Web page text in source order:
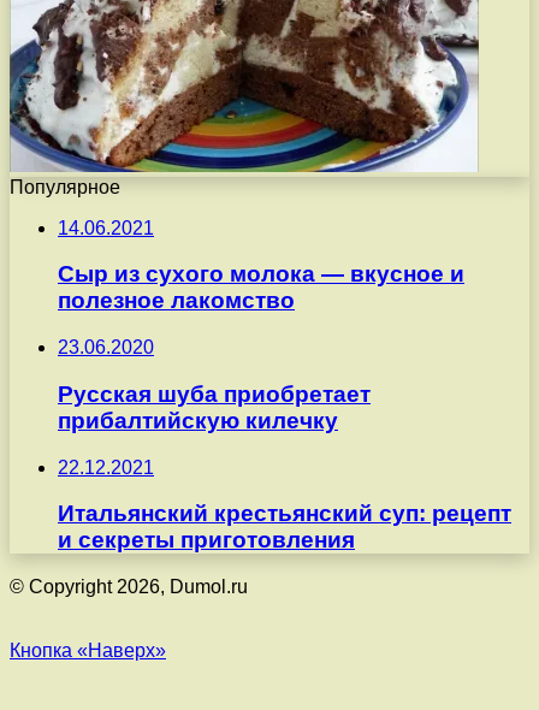
Популярное
14.06.2021
Сыр из сухого молока — вкусное и
полезное лакомство
23.06.2020
Русская шуба приобретает
прибалтийскую килечку
22.12.2021
Итальянский крестьянский суп: рецепт
и секреты приготовления
© Copyright 2026, Dumol.ru
Кнопка «Наверх»